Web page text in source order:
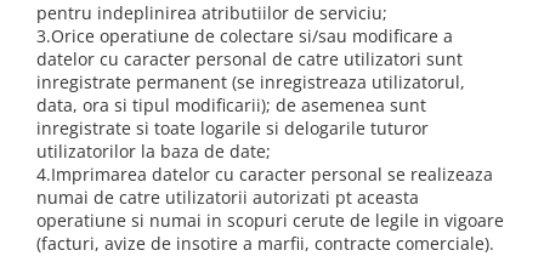
pentru indeplinirea atributiilor de serviciu;
3.Orice operatiune de colectare si/sau modificare a
datelor cu caracter personal de catre utilizatori sunt
inregistrate permanent (se inregistreaza utilizatorul,
data, ora si tipul modificarii); de asemenea sunt
inregistrate si toate logarile si delogarile tuturor
utilizatorilor la baza de date;
4.Imprimarea datelor cu caracter personal se realizeaza
numai de catre utilizatorii autorizati pt aceasta
operatiune si numai in scopuri cerute de legile in vigoare
(facturi, avize de insotire a marfii, contracte comerciale).